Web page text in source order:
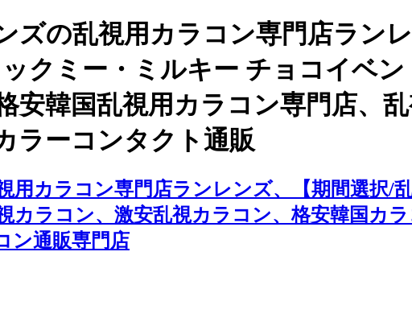
ズの乱視用カラコン専門店ラン
ックミー・ミルキー チョコイベ
安韓国乱視用カラコン専門店、
ラーコンタクト通販
用カラコン専門店ランレンズ、【期間選択/
カラコン、激安乱視カラコン、格安韓国カ
ン通販専門店